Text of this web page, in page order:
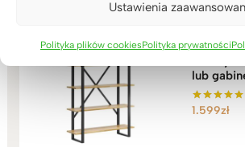
Ustawienia
Polityka plików cookiesPolityka prywatności
lub
Oceniono
1.599zł